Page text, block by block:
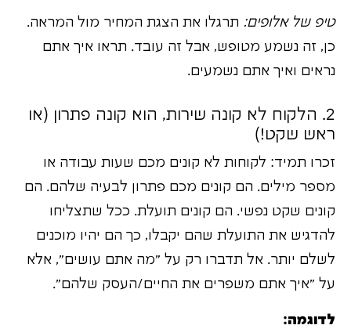
טיפ של אלופים: תרגלו את הצגת המחיר מול המראה.
כן, זה נשמע מטופש, אבל זה עובד. תראו איך אתם
נראים ואיך אתם נשמעים.
2. הלקוח לא קונה שירות, הוא קונה פתרון (או
ראש שקט!)
זכרו תמיד: לקוחות לא קונים מכם שעות עבודה או
מספר מילים. הם קונים מכם פתרון לבעיה שלהם. הם
קונים שקט נפשי. הם קונים תועלת. ככל שתצליחו
להדגיש את התועלת שהם יקבלו, כך הם יהיו מוכנים
לשלם יותר. אל תדברו רק על "מה אתם עושים", אלא
על "איך אתם משפרים את החיים/העסק שלהם".
לדוגמה: